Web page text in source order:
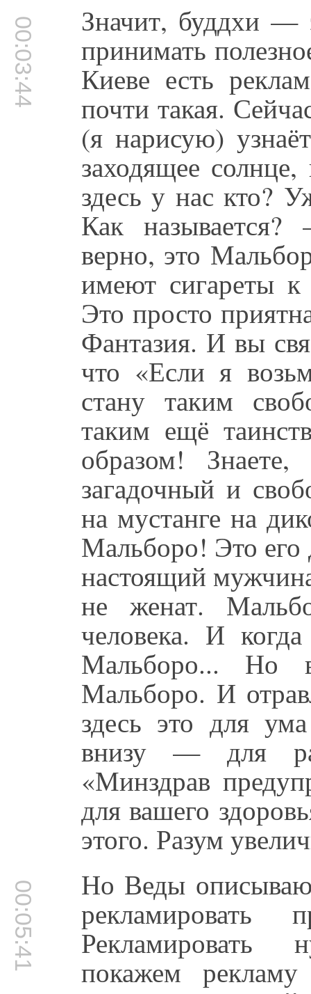
00:03:44 Значит, буддхи —
принимать
Киеве есть
почти такая.
(я нарисую)
заходящее
здесь у нас кто?
Как
верно, это
имеют сигареты к
Это просто
Фантазия. И вы
что «Если я
стану таким
таким ещё
образом! Знаете,
загадочный и
на мустанге на
Мальборо! Это его
настоящий
не женат.
человека. И
Мальборо... Но
Мальборо. И
здесь это для
внизу — для
«Минздрав
для вашего
этого. Разум
00:05:41 Но Веды
рекламировать
Рекламировать
покажем